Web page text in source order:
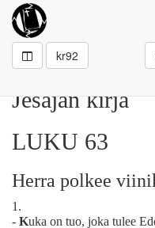
kr92
Jesajan kirja
LUKU 63
Herra polkee
1.
- Kuka on tuo, joka tulee